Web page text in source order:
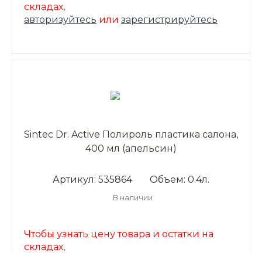
складах,
авторизуйтесь или зарегистрируйтесь
Sintec Dr. Active Полироль пластика салона,
400 мл (апельсин)
Артикул: 535864 Объем: 0.4л.
В наличии
Чтобы узнать цену товара и остатки на
складах,